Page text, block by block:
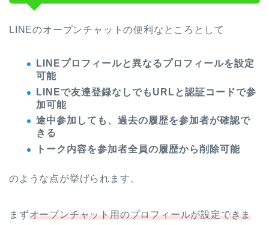
LINEのオープンチャットの便利なところとして
LINEプロフィールと異なるプロフィールを設定
可能
LINEで友達登録なしでもURLと認証コードで参
加可能
途中参加しても、過去の履歴を参加者が確認で
きる
トーク内容を参加者全員の履歴から削除可能
のような点が挙げられます。
まずオープンチャット用のプロフィールが設定できま